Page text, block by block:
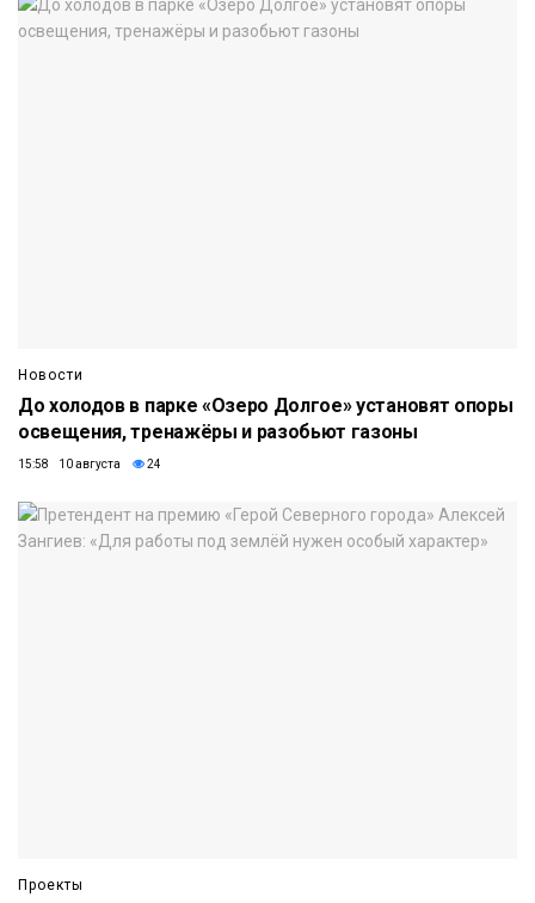
Новости
До холодов в парке «Озеро Долгое» установят опоры
освещения, тренажёры и разобьют газоны
15:58 10 августа 24
Проекты